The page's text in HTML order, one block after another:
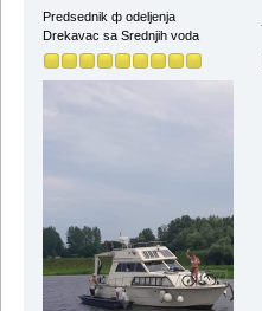
Predsednik ф odeljenja
Drekavac sa Srednjih voda